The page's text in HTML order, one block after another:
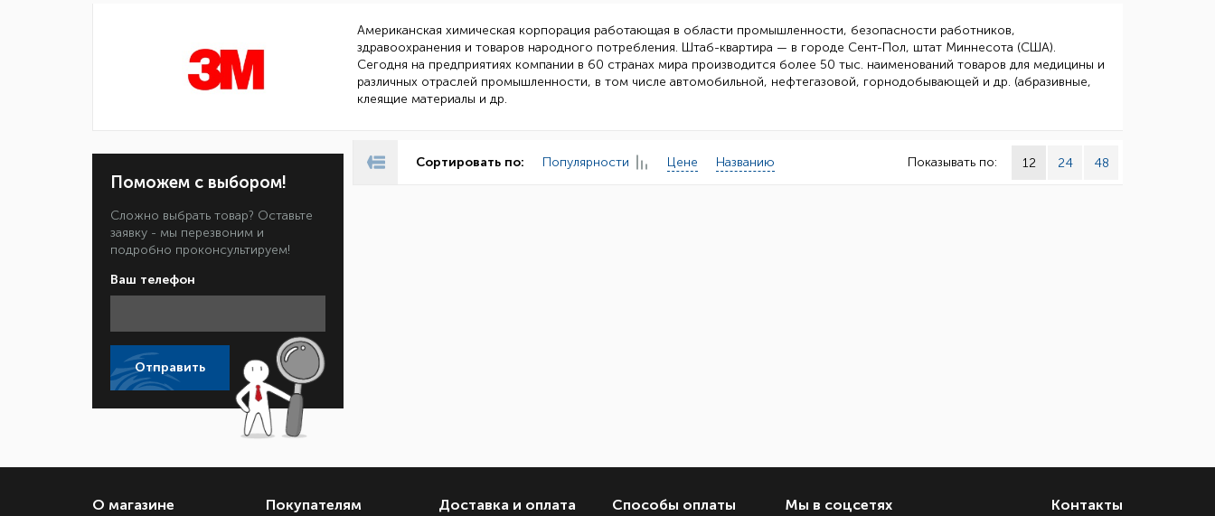
Американская химическая корпорация работающая в области промышленности, безопасности работников,
здравоохранения и товаров народного потребления. Штаб-квартира — в городе Сент-Пол, штат Миннесота (США).
Сегодня на предприятиях компании в 60 странах мира производится более 50 тыс. наименований товаров для медицины и
различных отраслей промышленности, в том числе автомобильной, нефтегазовой, горнодобывающей и др. (абразивные,
клеящие материалы и др.
Поможем с выбором!
Сложно выбрать товар? Оставьте
заявку - мы перезвоним и
подробно проконсультируем!
Ваш телефон
Отправить
Сортировать по: Популярности Цене Названию Показывать по: 12 24 48
О магазине Покупателям Доставка и оплата Способы оплаты Мы в соцсетях Контакты